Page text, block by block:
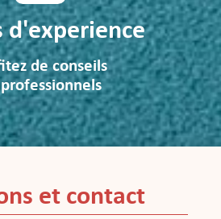
d'experience
de conseils
et contact